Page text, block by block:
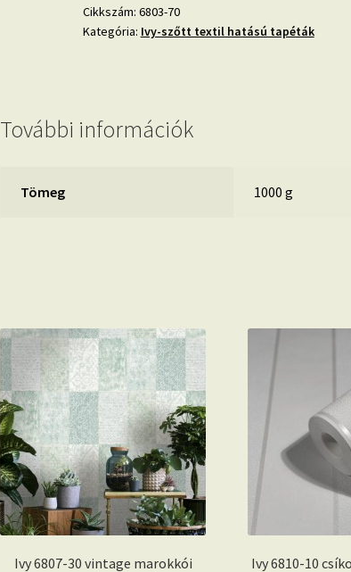
mintás
tapéta
Cikkszám: 6803-70
Kategória: Ivy-szőtt textil hatású tapéták
További információk
Tömeg 1000 g
Ivy 6807-30 vintage marokkói
Ivy 6810-10